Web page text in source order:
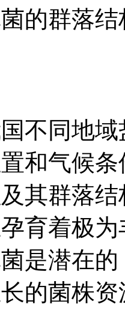
的群落
不同地
和气候
其群落
育着极
是潜在
的菌株资